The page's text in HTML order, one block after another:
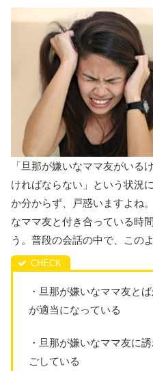
「旦那が嫌いなママ友がいる
ければならない」という状況
か分からず、戸惑いますよね
なママ友と付き合っている時
う。普段の会話の中で、この
・旦那が嫌いなママ友と
が適当になっている
・旦那が嫌いなママ友に
ごしている